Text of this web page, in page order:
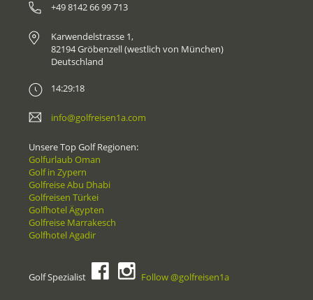
+49 8142 66 99 713
Karwendelstrasse 1,
82194 Gröbenzell (westlich von München)
Deutschland
14:29:18
info@golfreisen1a.com
Unsere Top Golf Regionen:
Golfurlaub Oman
Golf in Zypern
Golfreise Abu Dhabi
Golfreisen Türkei
Golfhotel Ägypten
Golfreise Marrakesch
Golfhotel Agadir
Golf Spezialist Follow @golfreisen1a